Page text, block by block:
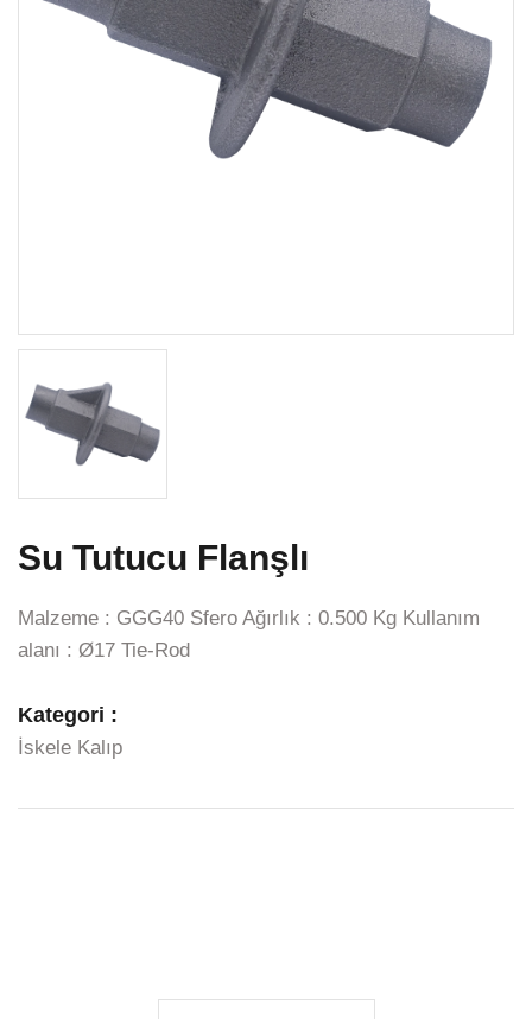
Su Tutucu Flanşlı
Malzeme : GGG40 Sfero Ağırlık : 0.500 Kg Kullanım
alanı : Ø17 Tie-Rod
Kategori :
İskele Kalıp